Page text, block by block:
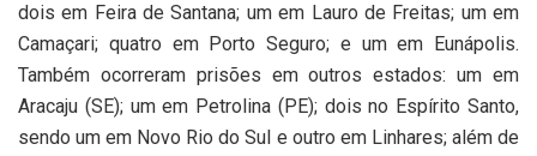
dois em Feira de Santana; um em Lauro de Freitas; um em
Camaçari; quatro em Porto Seguro; e um em Eunápolis.
Também ocorreram prisões em outros estados: um em
Aracaju (SE); um em Petrolina (PE); dois no Espírito Santo,
sendo um em Novo Rio do Sul e outro em Linhares; além de